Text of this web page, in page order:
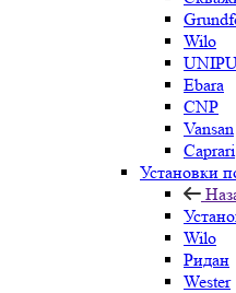
Wilo
Ebara
CNP
Vansan
Caprari
Установки
Wilo
Ридан
Wester